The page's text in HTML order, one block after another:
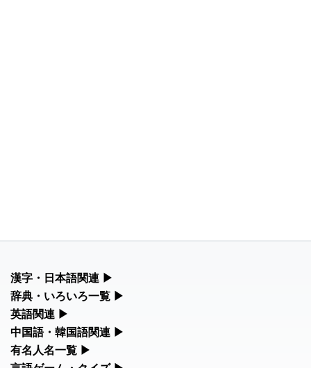
漢字・日本語関連 ▶
漢字の読み方検索、手書き入力、書き順練習など、日本語学習に
人名漢字辞典 - 読み方検索
辞典・いろいろ一覧 ▶
部首・画数別の漢字一覧、熟語辞典、地名・駅名検索など、各種
リファレンスツールです。
英語関連 ▶
カタカナ語・略語の意味検索、発音記号、リスニング練習など英
中国語・韓国語関連 ▶
中国語のピンイン変換、韓国語の手書き入力など、アジア言語学
有名人名一覧 ▶